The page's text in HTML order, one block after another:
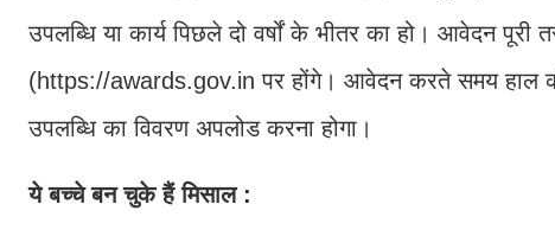
उपलब्धि या कार्य पिछले दो वर्षों के भीतर का हो। आवेदन
(https://awards.gov.in पर होंगे। आवेदन करते समय हाल
उपलब्धि का विवरण अपलोड करना होगा।
ये बच्चे बन चुके हैं मिसाल :